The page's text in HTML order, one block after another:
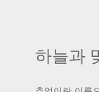
하늘과